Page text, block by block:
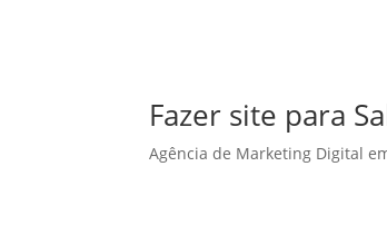
Fazer site para
Agência de Marketing Digital